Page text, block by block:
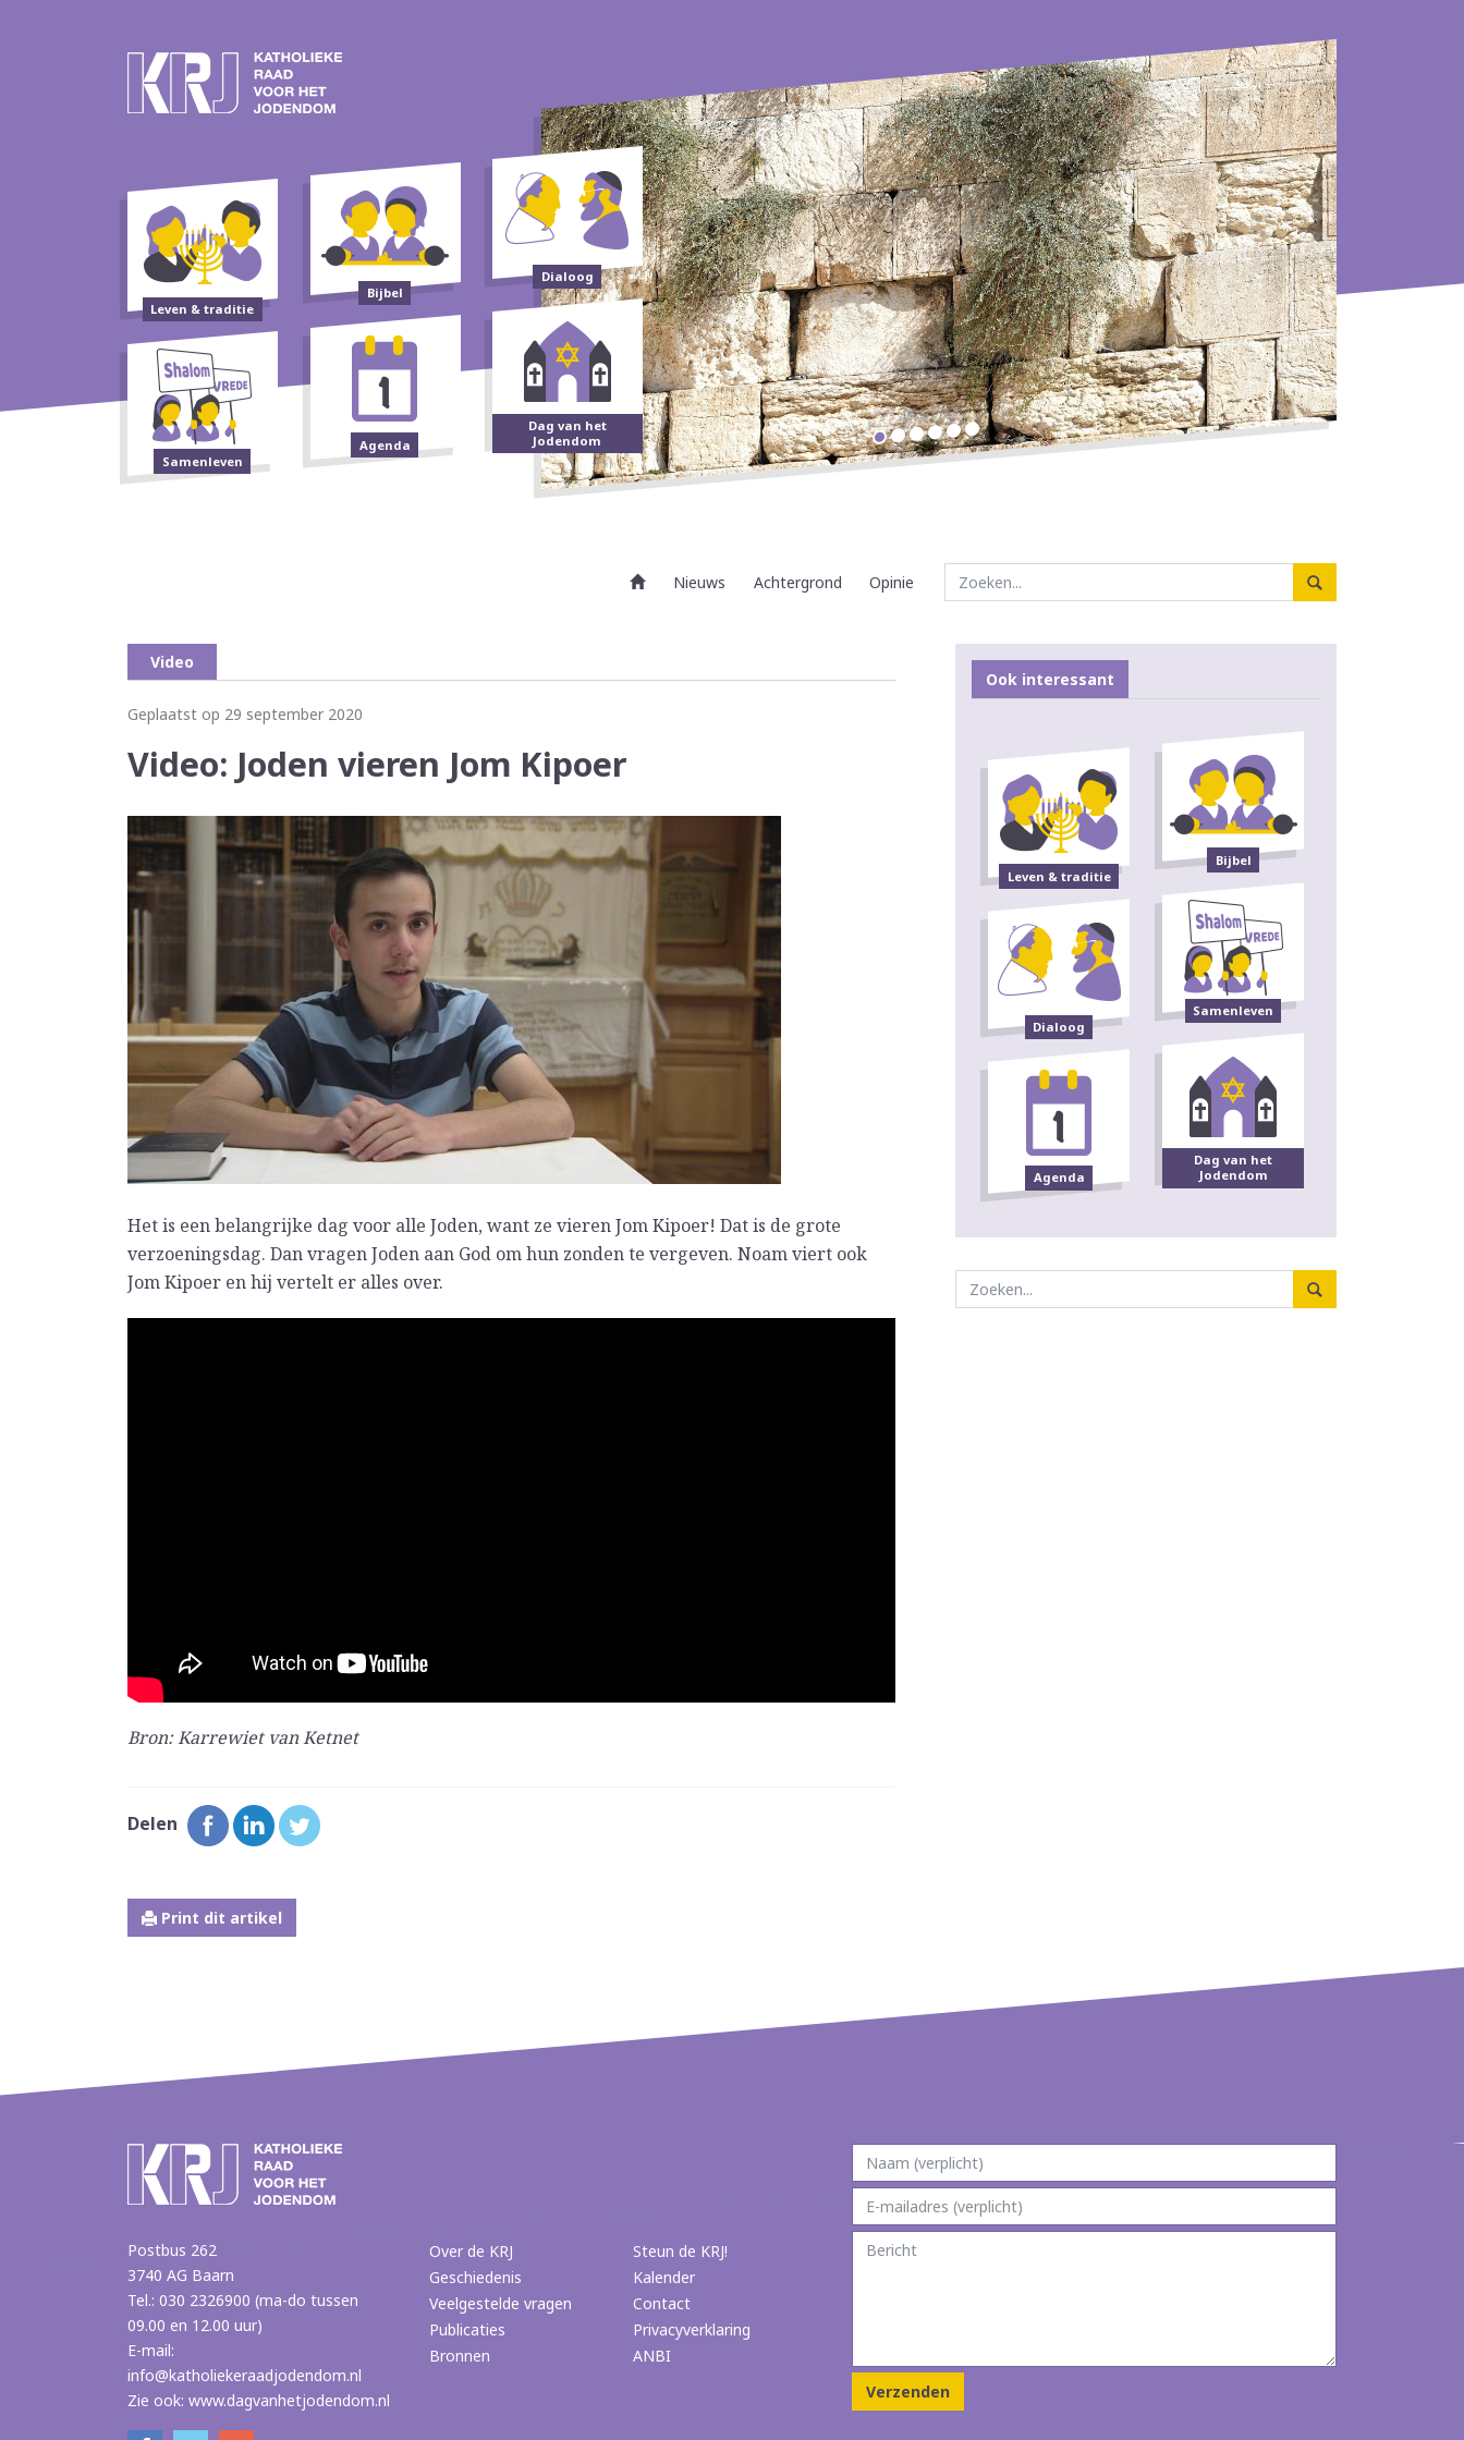
Leven & traditie
Bijbel
Dialoog
Samenleven
Agenda
Dag van het
Jodendom
Nieuws Achtergrond Opinie
Video
Geplaatst op 29 september 2020
Video: Joden vieren Jom Kipoer
Het is een belangrijke dag voor alle Joden, want ze vieren Jom Kipoer! Dat is de grote
verzoeningsdag. Dan vragen Joden aan God om hun zonden te vergeven. Noam viert ook
Jom Kipoer en hij vertelt er alles over.
Bron: Karrewiet van Ketnet
Delen
Print dit artikel
Ook interessant
Leven & traditie
Bijbel
Dialoog
Samenleven
Agenda
Dag van het
Jodendom
Postbus 262
3740 AG Baarn
Tel.: 030 2326900 (ma-do tussen
09.00 en 12.00 uur)
E-mail:
info@katholiekeraadjodendom.nl
Zie ook: www.dagvanhetjodendom.nl
Over de KRJ
Geschiedenis
Veelgestelde vragen
Publicaties
Bronnen
Steun de KRJ!
Kalender
Contact
Privacyverklaring
ANBI
Verzenden